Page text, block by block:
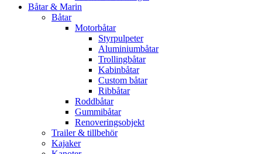
Båtar & Marin
Båtar
Motorbåtar
Styrpulpeter
Aluminiumbåtar
Trollingbåtar
Kabinbåtar
Custom båtar
Ribbåtar
Roddbåtar
Gummibåtar
Renoveringsobjekt
Trailer & tillbehör
Kajaker